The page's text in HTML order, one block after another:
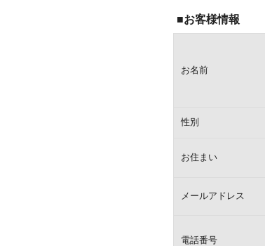
■お客様情報
お名前
性別
お住まい
メールアドレス
電話番号